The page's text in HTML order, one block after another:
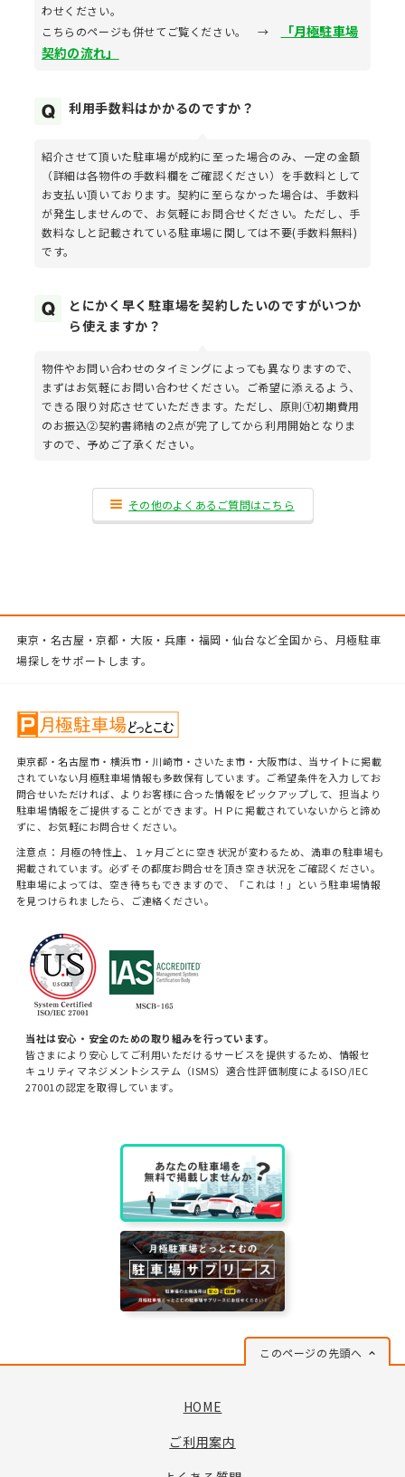
わせください。
こちらのページも併せてご覧ください。 →
「月極駐車場
契約の流れ」
利用手数料はかかるのですか？
紹介させて頂いた駐車場が成約に至った場合のみ、一定の金額
（詳細は各物件の手数料欄をご確認ください）を手数料として
お支払い頂いております。契約に至らなかった場合は、手数料
が発生しませんので、お気軽にお問合せください。ただし、手
数料なしと記載されている駐車場に関しては不要(手数料無料)
です。
とにかく早く駐車場を契約したいのですがいつか
ら使えますか？
物件やお問い合わせのタイミングによっても異なりますので、
まずはお気軽にお問い合わせください。ご希望に添えるよう、
できる限り対応させていただきます。ただし、原則①初期費用
のお振込②契約書締結の2点が完了してから利用開始となりま
すので、予めご了承ください。
その他のよくあるご質問はこちら
東京・名古屋・京都・大阪・兵庫・福岡・仙台など全国から、月極駐車
場探しをサポートします。
東京都・名古屋市・横浜市・川崎市・さいたま市・大阪市は、当サイトに掲載
されていない月極駐車場情報も多数保有しています。ご希望条件を入力してお
問合せいただければ、よりお客様に合った情報をピックアップして、担当より
駐車場情報をご提供することができます。ＨＰに掲載されていないからと諦め
ずに、お気軽にお問合せください。
注意点： 月極の特性上、１ヶ月ごとに空き状況が変わるため、満車の駐車場も
掲載されています。必ずその都度お問合せを頂き空き状況をご確認ください。
駐車場によっては、空き待ちもできますので、「これは！」という駐車場情報
を見つけられましたら、ご連絡ください。
当社は安心・安全のための取り組みを行っています。
皆さまにより安心してご利用いただけるサービスを提供するため、情報セ
キュリティマネジメントシステム（ISMS）適合性評価制度によるISO/IEC
27001の認定を取得しています。
このページの先頭へ
HOME
ご利用案内